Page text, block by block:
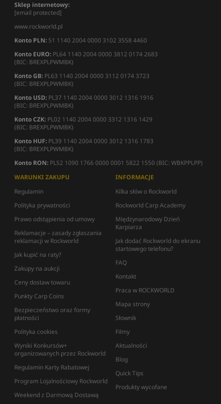
Sklep internetowy:
[email protected]
www.rockworld.pl
Konto PLN: 51 1140 2004 0000 3102 3558 4460
Konto EURO: PL64 1140 2004 0000 3812 0174 2683
(BIC: BREXPLPWMBK)
Konto GB: PL63 1140 2004 0000 3112 0174 3723
(BIC: BREXPLPWMBK)
Konto USD: PL37 1140 2004 0000 3012 1316 1916
(BIC: BREXPLPWMBK)
Konto CZK: PL02 1140 2004 0000 3312 1316 1429
(BIC: BREXPLPWMBK)
Konto HUF: PL39 1140 2004 0000 3012 1316 1783
(BIC: BREXPLPWMBK)
Konto RON: PL52 1090 1766 0000 0001 5822 1550 (BIC: WBKPPLPP)
WARUNKI ZAKUPU
Regulamin
Polityka prywatności
Prawo odstąpienia od umowy
Reklamacje – zasady zgłaszania
reklamacji w Rockworld
Jak kupić na raty?
Zakupy na aukcji
Ceny dostaw towaru
Punkty Carp Coins
Bezpieczeństwo oraz formy
płatności
Polityka cookies
Wyniki Konkursów+
organizowanych przez Rockworld
Regulamin Karty Rabatowej
Program Lojalnościowy Rockworld
Weekend z Darmową Dostawą
INFORMACJE
Kilka słów o Rockworld
Rockworld Carp Academy
Międzynarodowy Dzień
Karpiarza
Jak dodać Rockworld do ekranu
startowego telefonu?
FAQ
Kontakt
Praca w ROCKWORLD
Mapa strony
Słownik
Filmy
Aktualności
Blog
Quick Tips
Produkty wycofane